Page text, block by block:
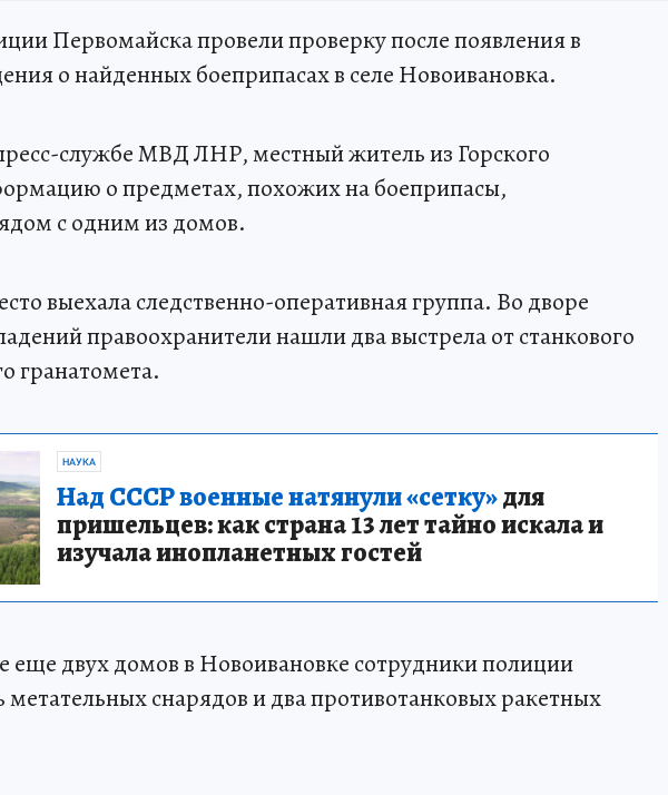
Первомайска провели проверку после появления в
о найденных боеприпасах в селе Новоивановка.
службе МВД ЛНР, местный житель из Горского
о предметах, похожих на боеприпасы,
с одним из домов.
выехала следственно-оперативная группа. Во дворе
правоохранители нашли два выстрела от станкового
гранатомета.
НАУКА
Над СССР военные натянули «сетку»для
пришельцев: как страна 13 лет тайно искала и
изучала инопланетных гостей
еще двух домов в Новоивановке сотрудники полиции
снарядов и два противотанковых ракетных